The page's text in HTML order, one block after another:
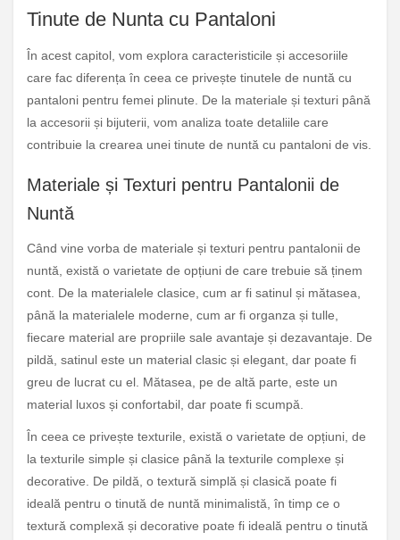
Tinute de Nunta cu Pantaloni
În acest capitol, vom explora caracteristicile și accesoriile
care fac diferența în ceea ce privește tinutele de nuntă cu
pantaloni pentru femei plinute. De la materiale și texturi până
la accesorii și bijuterii, vom analiza toate detaliile care
contribuie la crearea unei tinute de nuntă cu pantaloni de vis.
Materiale și Texturi pentru Pantalonii de
Nuntă
Când vine vorba de materiale și texturi pentru pantalonii de
nuntă, există o varietate de opțiuni de care trebuie să ținem
cont. De la materialele clasice, cum ar fi satinul și mătasea,
până la materialele moderne, cum ar fi organza și tulle,
fiecare material are propriile sale avantaje și dezavantaje. De
pildă, satinul este un material clasic și elegant, dar poate fi
greu de lucrat cu el. Mătasea, pe de altă parte, este un
material luxos și confortabil, dar poate fi scumpă.
În ceea ce privește texturile, există o varietate de opțiuni, de
la texturile simple și clasice până la texturile complexe și
decorative. De pildă, o textură simplă și clasică poate fi
ideală pentru o tinută de nuntă minimalistă, în timp ce o
textură complexă și decorative poate fi ideală pentru o tinută